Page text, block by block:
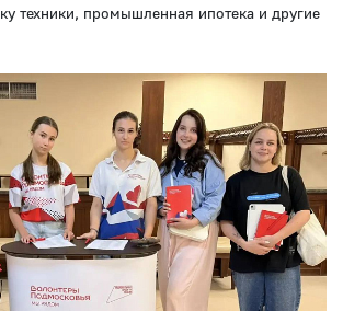
техники, промышленная ипотека и другие